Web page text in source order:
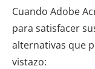
Cuando Adobe
para satisfacer
alternativas que
vistazo: